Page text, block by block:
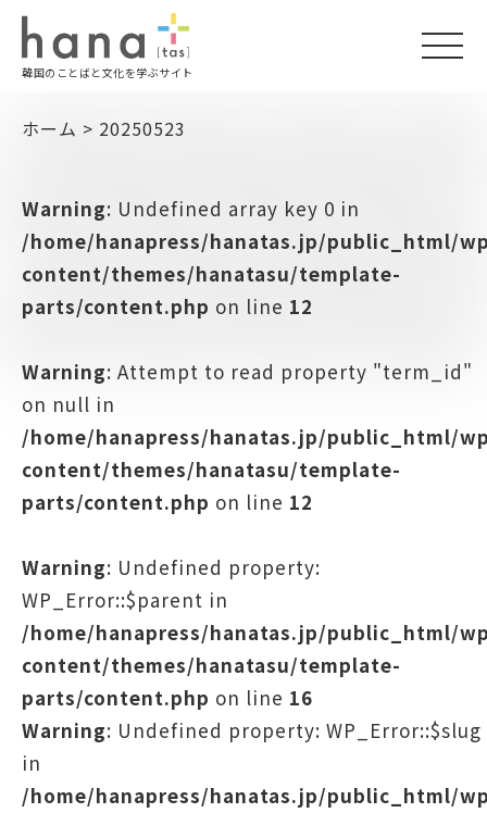
韓国のことばと文化を学ぶサイト
ホーム > 20250523
Warning: Undefined array key 0 in
/home/hanapress/hanatas.jp/public_html/
content/themes/hanatasu/template-
parts/content.php on line 12
Warning: Attempt to read property "term_id"
on null in
/home/hanapress/hanatas.jp/public_html/
content/themes/hanatasu/template-
parts/content.php on line 12
Warning: Undefined property:
WP_Error::$parent in
/home/hanapress/hanatas.jp/public_html/
content/themes/hanatasu/template-
parts/content.php on line 16
Warning: Undefined property: WP_Error::$slug
in
/home/hanapress/hanatas.jp/public_html/